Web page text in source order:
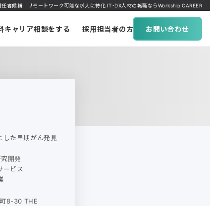
者候補｜リモートワーク可能な求人に特化 IT・DX人材の転職ならWorkship CAREER
キャリア相談をする 採用担当者の方へ お問い合わせ
した早期がん発見
開発
ービス
8-30 THE